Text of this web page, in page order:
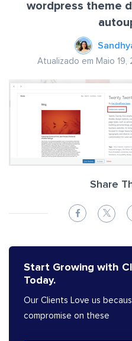
wordpress theme
Atualizado em Maio 19,
Share
Start Growing with
Today.
Our Clients Love us
compromise on these